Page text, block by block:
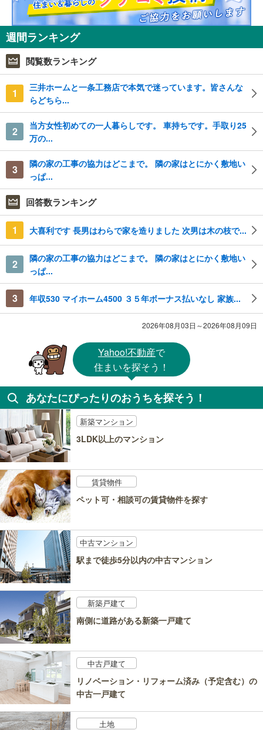
週間ランキング
閲覧数ランキング
1
三井ホームと一条工務店で本気で迷っています。皆さんな
らどちら...
2
当方女性初めての一人暮らしです。 車持ちです。手取り25
万の...
3
隣の家の工事の協力はどこまで。 隣の家はとにかく敷地い
っぱ...
回答数ランキング
1 大喜利です 長男はわらで家を造りました 次男は木の枝で...
2
隣の家の工事の協力はどこまで。 隣の家はとにかく敷地い
っぱ...
3 年収530 マイホーム4500 ３５年ボーナス払いなし 家族...
2026年08月03日～2026年08月09日
Yahoo!不動産で
住まいを探そう！
あなたにぴったりのおうちを探そう！
新築マンション
3LDK以上のマンション
賃貸物件
ペット可・相談可の賃貸物件を探す
中古マンション
駅まで徒歩5分以内の中古マンション
新築戸建て
南側に道路がある新築一戸建て
中古戸建て
リノベーション・リフォーム済み（予定含む）の
中古一戸建て
土地